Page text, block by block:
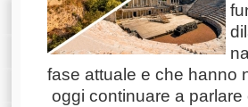
fase attuale e che hanno
oggi continuare a parlare